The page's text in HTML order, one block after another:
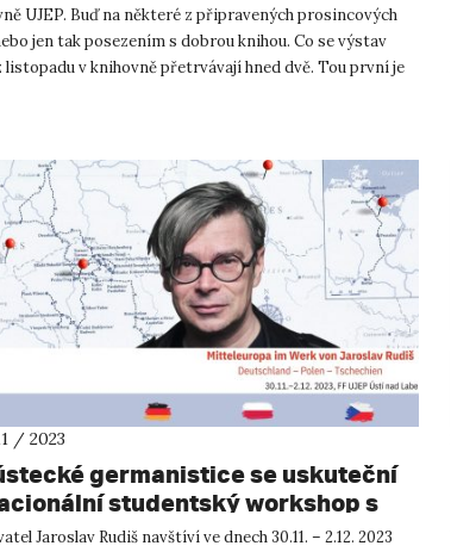
UJEP. Buď na některé z připravených prosincových
jen tak posezením s dobrou knihou. Co se výstav
listopadu v knihovně přetrvávají hned dvě. Tou první je
/ 2023
germanistice se uskuteční
studentský workshop s
Jaroslavem Rudišem
Jaroslav Rudiš navštíví ve dnech 30.11. – 2.12. 2023